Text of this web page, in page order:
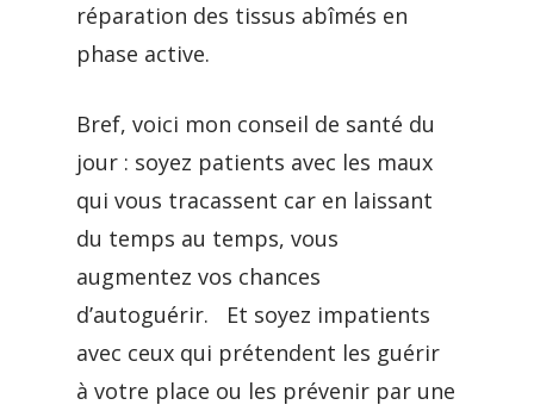
réparation des tissus abîmés en
phase active.
Bref, voici mon conseil de santé du
jour : soyez patients avec les maux
qui vous tracassent car en laissant
du temps au temps, vous
augmentez vos chances
d’autoguérir. Et soyez impatients
avec ceux qui prétendent les guérir
à votre place ou les prévenir par une